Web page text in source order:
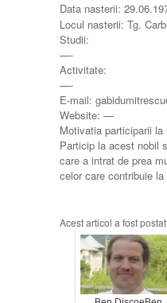
Data nasterii:
Locul nasterii: Tg.
Studii:
—-
Activitate:
—-
E-mail:
Website: —
Motivatia participarii
Particip la acest nobil
care a intrat de prea
celor care contribuie
Acest articol a fost